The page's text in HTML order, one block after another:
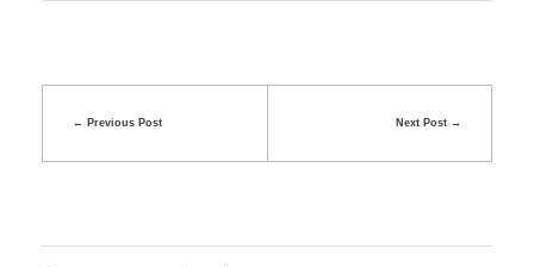
Previous Post Next Post